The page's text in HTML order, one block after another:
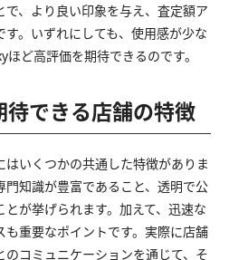
で、より良い印象を与え、査定額ア
。いずれにしても、使用感が少な
ど高評価を期待できるのです。
できる店舗の特徴
いくつかの共通した特徴がありま
門知識が豊富であること、透明で公
が挙げられます。加えて、迅速な
重要なポイントです。実際に店舗
コミュニケーションを通じて、そ